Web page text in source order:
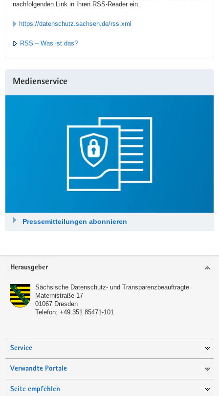
nachfolgenden Link in Ihren RSS-Reader ein.
https://datenschutz.sachsen.de/rss.xml
RSS – Was ist das?
Medienservice
Pressemitteilungen abonnieren
Footer-
Herausgeber
Sächsische Datenschutz- und Transparenzbeauftragte
Maternistraße 17
01067 Dresden
Telefon: +49 351 85471-101
Service
Verwandte Portale
Seite empfehlen